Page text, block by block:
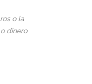
o la
dinero.